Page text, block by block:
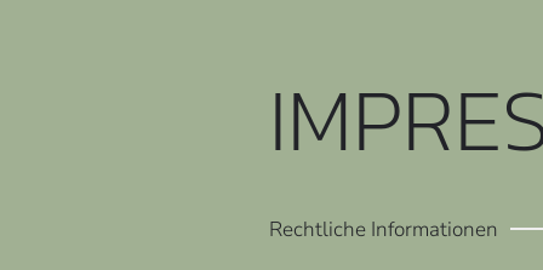
Rechtliche Informationen